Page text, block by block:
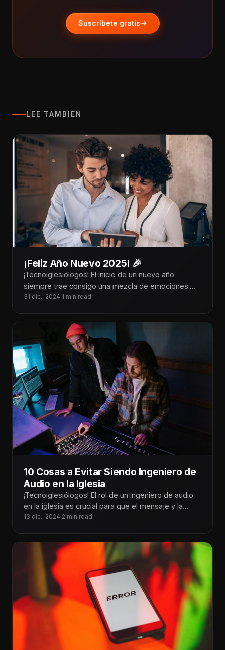
Suscríbete gratis
LEE TAMBIÉN
¡Feliz Año Nuevo 2025! 🎉
¡Tecnoiglesiólogos! El inicio de un nuevo año
siempre trae consigo una mezcla de emociones:
gratitud por las bendiciones del año
31 dic., 2024·1 min read
10 Cosas a Evitar Siendo Ingeniero de
Audio en la Iglesia
¡Tecnoiglesiólogos! El rol de un ingeniero de audio
en la iglesia es crucial para que el mensaje y la
adoración
13 dic., 2024·2 min read